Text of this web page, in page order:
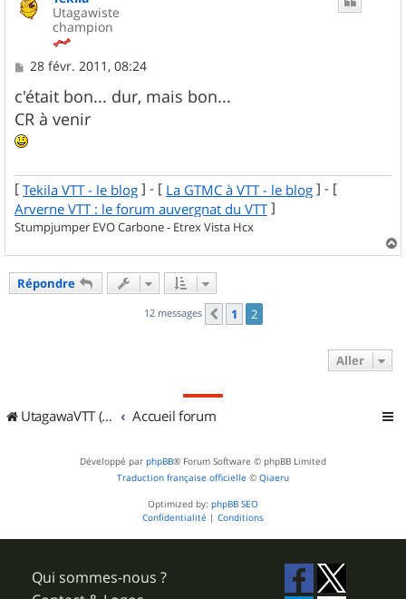
Utagawiste
champion
M
s
s
a
g
e
28 févr. 2011, 08:24
c'était bon... dur, mais bon...
CR à venir
[ Tekila VTT - le blog ] - [ La GTMC à VTT - le blog ] - [
Arverne VTT : le forum auvergnat du VTT ]
Stumpjumper EVO Carbone - Etrex Vista Hcx
a
Répondre
12 messages Précédent
1 2
Aller
UtagawaVTT (Randos VTT et VTTAE avec traces GPS) Accueil forum
Développé par phpBB® Forum Software © phpBB Limited
Traduction française officielle © Qiaeru
Optimized by: phpBB SEO
Confidentialité | Conditions
Qui sommes-nous ?